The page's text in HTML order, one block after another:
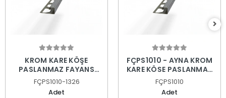
KROM KARE KÖŞE
PASLANMAZ FAYANS
PROFİLİ
FÇPS1010-1326
Adet
FÇPS1010 - AYNA KROM
KARE KÖŞE PASLANMAZ
FAYANS PROFİLİ
FÇPS1010
Adet